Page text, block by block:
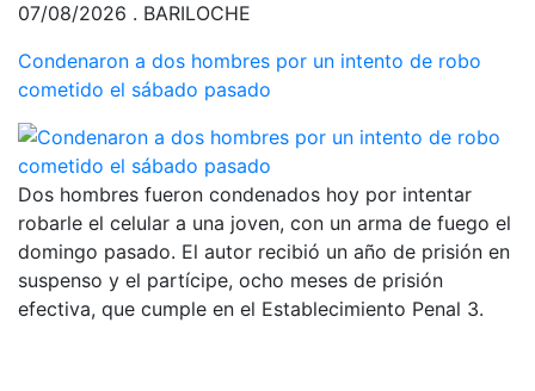
07/08/2026 . BARILOCHE
Condenaron a dos hombres por un intento de robo
cometido el sábado pasado
Dos hombres fueron condenados hoy por intentar
robarle el celular a una joven, con un arma de fuego el
domingo pasado. El autor recibió un año de prisión en
suspenso y el partícipe, ocho meses de prisión
efectiva, que cumple en el Establecimiento Penal 3.